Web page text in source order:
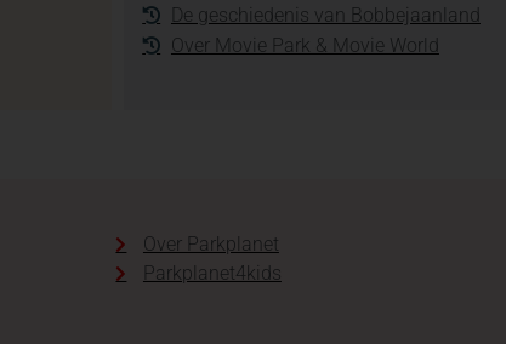
De geschiedenis van Bobbejaanland
Over Movie Park & Movie World
Over Parkplanet
Parkplanet4kids